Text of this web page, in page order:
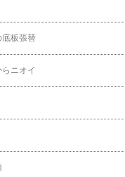
底板張替
ニオイ